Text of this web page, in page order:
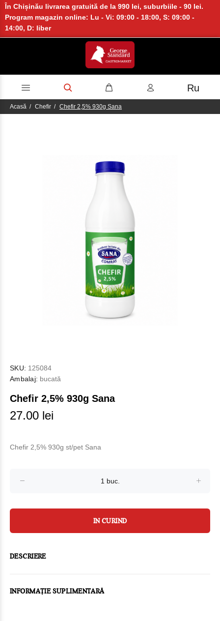
În Chișinău livrarea gratuită de la 990 lei, suburbiile - 90 lei.
Program magazin online: Lu - Vi: 09:00 - 18:00, S: 09:00 -
14:00, D: liber
Ru
Acasă Chefir Chefir 2,5% 930g Sana
SKU: 125084
Ambalaj: bucată
Chefir 2,5% 930g Sana
27.00 lei
Chefir 2,5% 930g st/pet Sana
IN CURIND
DESCRIERE
INFORMAȚIE SUPLIMENTARĂ